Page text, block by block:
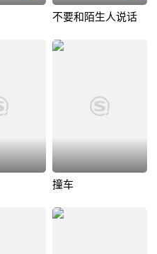
不要和陌生人说话
撞车